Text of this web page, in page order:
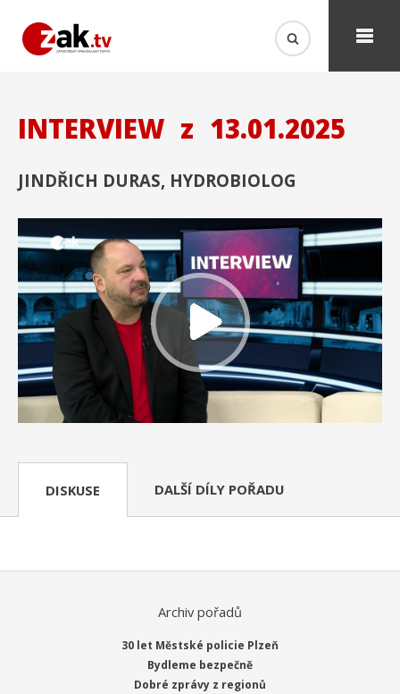
INTERVIEW z 13.01.2025
JINDŘICH DURAS, HYDROBIOLOG
DISKUSE DALŠÍ DÍLY POŘADU
Archiv pořadů
30 let Městské policie Plzeň
Bydleme bezpečně
Dobré zprávy z regionů